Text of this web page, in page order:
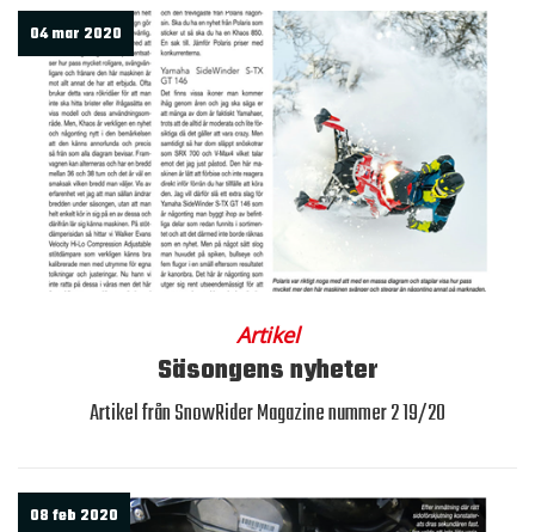
04 mar 2020
Artikel
Säsongens nyheter
Artikel från SnowRider Magazine nummer 2 19/20
08 feb 2020